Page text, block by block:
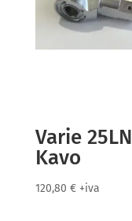
Varie 25LN
Kavo
120,80 € +iva